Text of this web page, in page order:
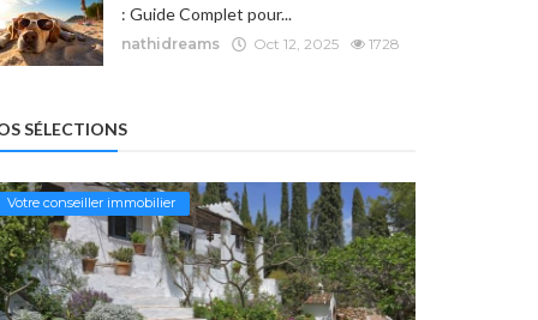
: Guide Complet pour...
nathidreams Oct 12, 2025 1728
SÉLECTIONS
Votre conseiller immobilier